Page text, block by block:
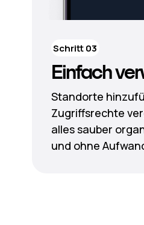
Einfach
Standorte
Zugriffsrechte
alles sauber
und ohne
Schritt 03